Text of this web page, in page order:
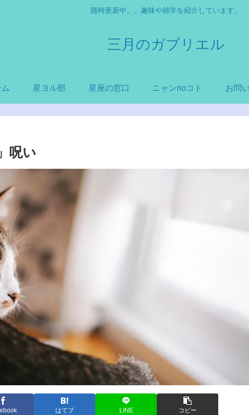
随時更新中。。趣味や雑学を紹介しています。
三月のガブリエル
星ヨル部 星座の窓口 ニャンnoコト お問
呪い
はてブ LINE コピー